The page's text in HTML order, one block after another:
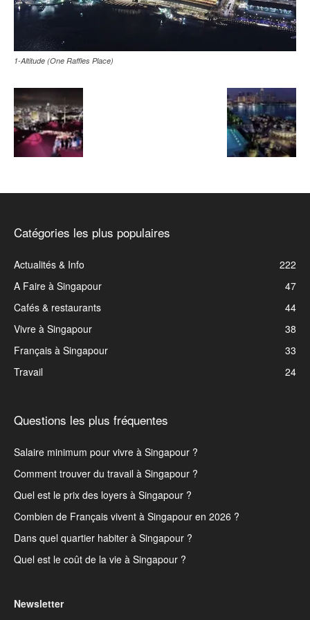
1-Altitude (One Raffles Place)
Catégories les plus populaires
Actualités & Info
222
A Faire à Singapour
47
Cafés & restaurants
44
Vivre à Singapour
38
Français à Singapour
33
Travail
24
Questions les plus fréquentes
Salaire minimum pour vivre à Singapour ?
Comment trouver du travail à Singapour ?
Quel est le prix des loyers à Singapour ?
Combien de Français vivent à Singapour en 2026 ?
Dans quel quartier habiter à Singapour ?
Quel est le coût de la vie à Singapour ?
Newsletter